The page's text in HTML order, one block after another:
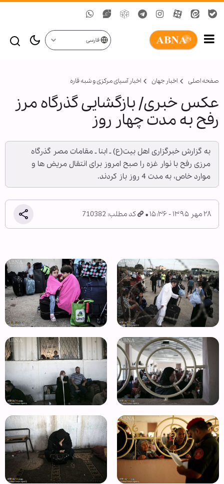
فارسی
صفحه اصلی اخبار جهان اخبار آسیای مرکزی و شبه قاره
عکس خبری/ بازگشایی گذرگاه مرز
رفح به مدت چهار روز
به گزارش خبرگزاری اهل بیت(ع) ـ ابنا ـ مقامات مصر گذرگاه
مرزی رفح با نوار غزه را صبح امروز برای انتقال مریض ها و
موارد خاص، به مدت 4 روز باز کردند.
۲۸ مهر ۱۳۹۵ - ۱۵:۳۶ کد مطلب: 710382